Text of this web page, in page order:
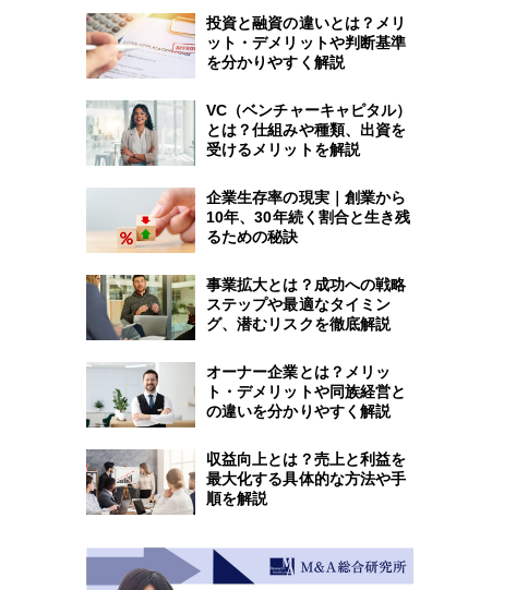
投資と融資の違いとは？メリ
ット・デメリットや判断基準
を分かりやすく解説
VC（ベンチャーキャピタル）
とは？仕組みや種類、出資を
受けるメリットを解説
企業生存率の現実｜創業から
10年、30年続く割合と生き残
るための秘訣
事業拡大とは？成功への戦略
ステップや最適なタイミン
グ、潜むリスクを徹底解説
オーナー企業とは？メリッ
ト・デメリットや同族経営と
の違いを分かりやすく解説
収益向上とは？売上と利益を
最大化する具体的な方法や手
順を解説